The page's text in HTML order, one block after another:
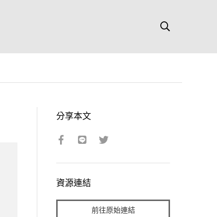
分享本文
資源連結
前往原始連結